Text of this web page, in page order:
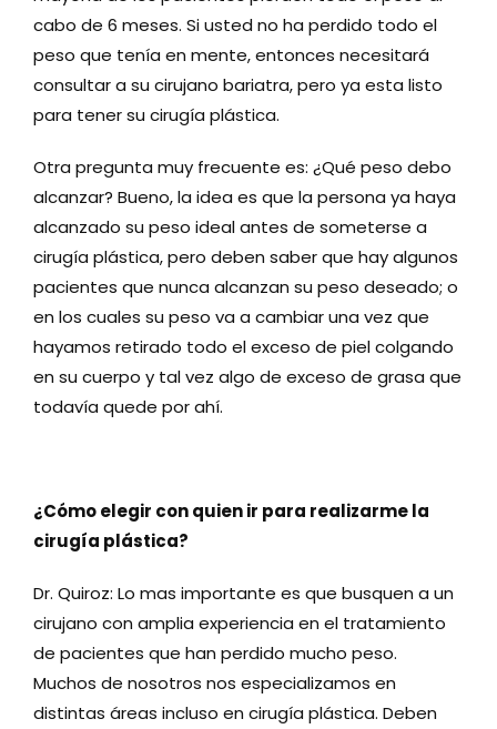
cabo de 6 meses. Si usted no ha perdido todo el
peso que tenía en mente, entonces necesitará
consultar a su cirujano bariatra, pero ya esta listo
para tener su cirugía plástica.
Otra pregunta muy frecuente es: ¿Qué peso debo
alcanzar? Bueno, la idea es que la persona ya haya
alcanzado su peso ideal antes de someterse a
cirugía plástica, pero deben saber que hay algunos
pacientes que nunca alcanzan su peso deseado; o
en los cuales su peso va a cambiar una vez que
hayamos retirado todo el exceso de piel colgando
en su cuerpo y tal vez algo de exceso de grasa que
todavía quede por ahí.
¿Cómo elegir con quien ir para realizarme la
cirugía plástica?
Dr. Quiroz: Lo mas importante es que busquen a un
cirujano con amplia experiencia en el tratamiento
de pacientes que han perdido mucho peso.
Muchos de nosotros nos especializamos en
distintas áreas incluso en cirugía plástica. Deben